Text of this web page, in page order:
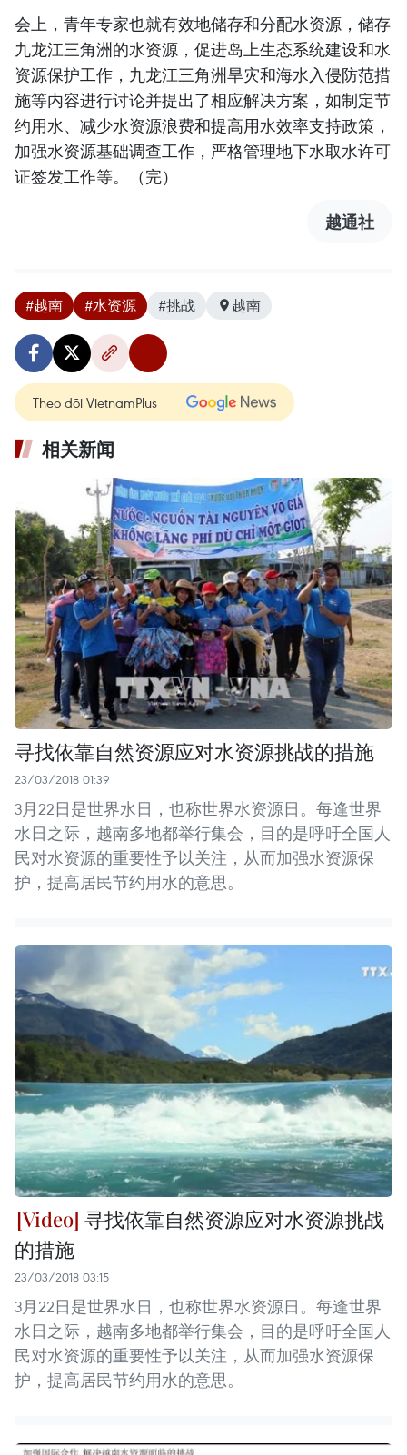
会上，青年专家也就有效地储存和分配水资源，储存
九龙江三角洲的水资源，促进岛上生态系统建设和水
资源保护工作，九龙江三角洲旱灾和海水入侵防范措
施等内容进行讨论并提出了相应解决方案，如制定节
约用水、减少水资源浪费和提高用水效率支持政策，
加强水资源基础调查工作，严格管理地下水取水许可
证签发工作等。（完）
越通社
#越南 #水资源 #挑战 越南
Theo dõi VietnamPlus
相关新闻
寻找依靠自然资源应对水资源挑战的措施
23/03/2018 01:39
3月22日是世界水日，也称世界水资源日。每逢世界
水日之际，越南多地都举行集会，目的是呼吁全国人
民对水资源的重要性予以关注，从而加强水资源保
护，提高居民节约用水的意思。
寻找依靠自然资源应对水资源挑战
的措施
23/03/2018 03:15
3月22日是世界水日，也称世界水资源日。每逢世界
水日之际，越南多地都举行集会，目的是呼吁全国人
民对水资源的重要性予以关注，从而加强水资源保
护，提高居民节约用水的意思。